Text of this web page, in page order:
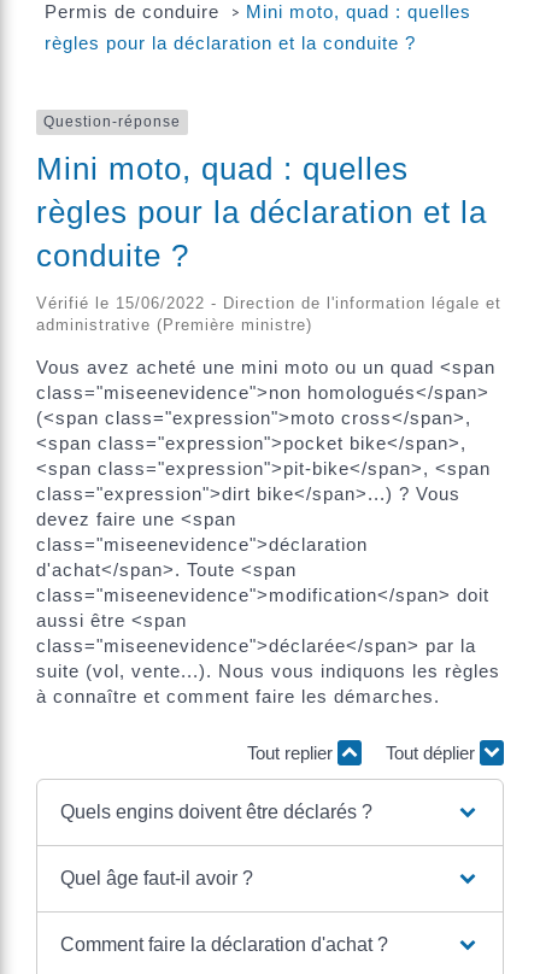
Permis de conduire > Mini moto, quad : quelles
règles pour la déclaration et la conduite ?
Question-réponse
Mini moto, quad : quelles
règles pour la déclaration et la
conduite ?
Vérifié le 15/06/2022 - Direction de l'information légale et
administrative (Première ministre)
Vous avez acheté une mini moto ou un quad <span
class="miseenevidence">non homologués</span>
(<span class="expression">moto cross</span>,
<span class="expression">pocket bike</span>,
<span class="expression">pit-bike</span>, <span
class="expression">dirt bike</span>...) ? Vous
devez faire une <span
class="miseenevidence">déclaration
d'achat</span>. Toute <span
class="miseenevidence">modification</span> doit
aussi être <span
class="miseenevidence">déclarée</span> par la
suite (vol, vente...). Nous vous indiquons les règles
à connaître et comment faire les démarches.
Tout replier Tout déplier
Quels engins doivent être déclarés ?
Quel âge faut-il avoir ?
Comment faire la déclaration d'achat ?